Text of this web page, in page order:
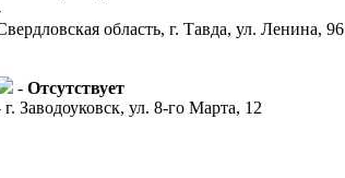
область, г. Тавда, ул. Ленина, 96
- Отсутствует
г. Заводоуковск, ул. 8-го Марта, 12